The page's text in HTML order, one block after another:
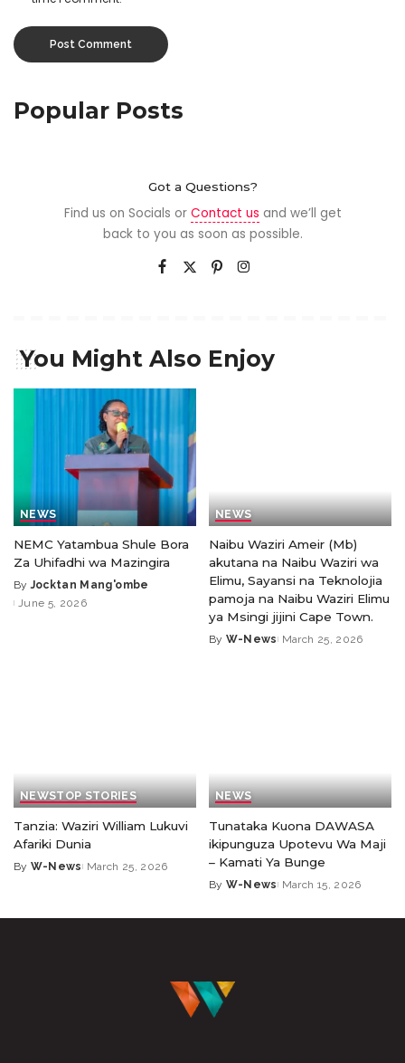
Popular Posts
Got a Questions?
Find us on Socials or Contact us and we’ll get
back to you as soon as possible.
You Might Also Enjoy
NEWS
NEMC Yatambua Shule Bora
Za Uhifadhi wa Mazingira
By Jocktan Mang'ombe
June 5, 2026
NEWS
Naibu Waziri Ameir (Mb)
akutana na Naibu Waziri wa
Elimu, Sayansi na Teknolojia
pamoja na Naibu Waziri Elimu
ya Msingi jijini Cape Town.
By W-News March 25, 2026
NEWSTOP STORIES
Tanzia: Waziri William Lukuvi
Afariki Dunia
By W-News March 25, 2026
NEWS
Tunataka Kuona DAWASA
ikipunguza Upotevu Wa Maji
– Kamati Ya Bunge
By W-News March 15, 2026